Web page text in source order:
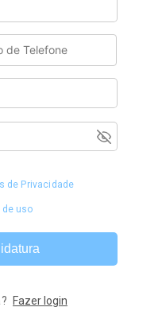
de Privacidade
de uso
Fazer login